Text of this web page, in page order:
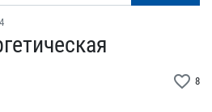
favorite_border 8